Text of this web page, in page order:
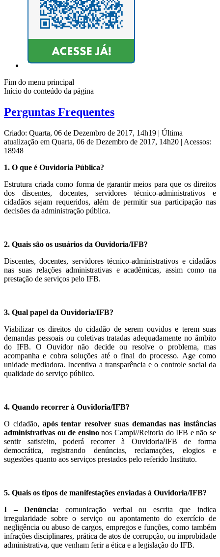
Fim do menu principal
Início do conteúdo da página
Perguntas Frequentes
Criado: Quarta, 06 de Dezembro de 2017, 14h19 | Última
atualização em Quarta, 06 de Dezembro de 2017, 14h20 | Acessos:
18948
1. O que é Ouvidoria Pública?
Estrutura criada como forma de garantir meios para que os direitos
dos discentes, docentes, servidores técnico-administrativos e
cidadãos sejam requeridos, além de permitir sua participação nas
decisões da administração pública.
2. Quais são os usuários da Ouvidoria/IFB?
Discentes, docentes, servidores técnico-administrativos e cidadãos
nas suas relações administrativas e acadêmicas, assim como na
prestação de serviços pelo IFB.
3. Qual papel da Ouvidoria/IFB?
Viabilizar os direitos do cidadão de serem ouvidos e terem suas
demandas pessoais ou coletivas tratadas adequadamente no âmbito
do IFB. O Ouvidor não decide ou resolve o problema, mas
acompanha e cobra soluções até o final do processo. Age como
unidade mediadora. Incentiva a transparência e o controle social da
qualidade do serviço público.
4. Quando recorrer à Ouvidoria/IFB?
O cidadão, após tentar resolver suas demandas nas instâncias
administrativas ou de ensinonos Campi//Reitoria do IFB e não se
sentir satisfeito, poderá recorrer à Ouvidoria/IFB de forma
democrática, registrando denúncias, reclamações, elogios e
sugestões quanto aos serviços prestados pelo referido Instituto.
5. Quais os tipos de manifestações enviadas à Ouvidoria/IFB?
I – Denúncia: comunicação verbal ou escrita que indica
irregularidade sobre o serviço ou apontamento do exercício de
negligência ou abuso de cargos, empregos e funções, como também
infrações disciplinares, prática de atos de corrupção, ou improbidade
administrativa, que venham ferir a ética e a legislação do IFB.